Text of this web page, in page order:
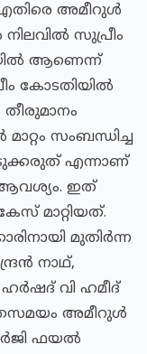
എതിരെ അമീറുൾ
സുപ്രീം
ആണെന്ന്
കോടതിയിൽ
തീരുമാനം
സംബന്ധിച്ച
എന്നാണ്
ആവശ്യം. ഇത്
മാറ്റിയത്.
മുതിർന്ന
നാഥ്,
വി ഹമീദ്
അമീറുൾ
ഫയൽ